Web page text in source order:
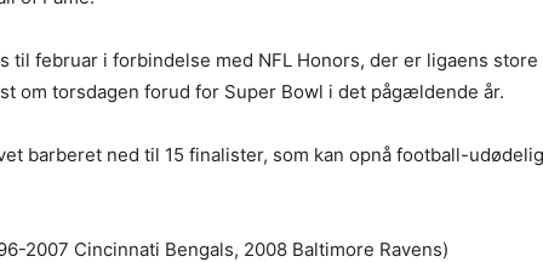
februar i forbindelse med NFL Honors, der er ligaens store
om torsdagen forud for Super Bowl i det pågældende år.
barberet ned til 15 finalister, som kan opnå football-
2007 Cincinnati Bengals, 2008 Baltimore Ravens)